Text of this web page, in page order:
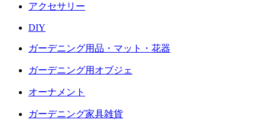
アクセサリー
DIY
ガーデニング用品・マット・花器
ガーデニング用オブジェ
オーナメント
ガーデニング家具雑貨